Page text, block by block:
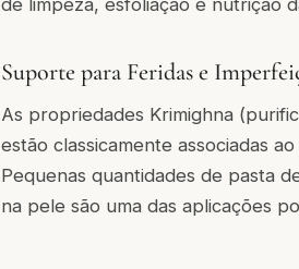
de limpeza, esfoliação e nutrição
Suporte para Feridas e
As propriedades Krimighna
estão classicamente associadas
Pequenas quantidades de pasta
na pele são uma das aplicações